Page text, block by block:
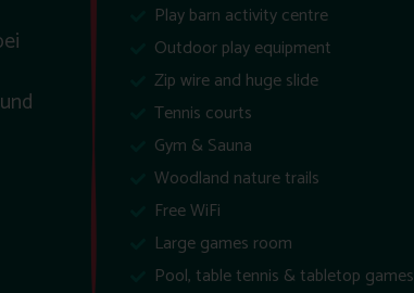
Play barn activity centre
Outdoor play equipment
Zip wire and huge slide
Tennis courts
Gym & Sauna
Woodland nature trails
Free WiFi
Large games room
Pool, table tennis & tabletop games